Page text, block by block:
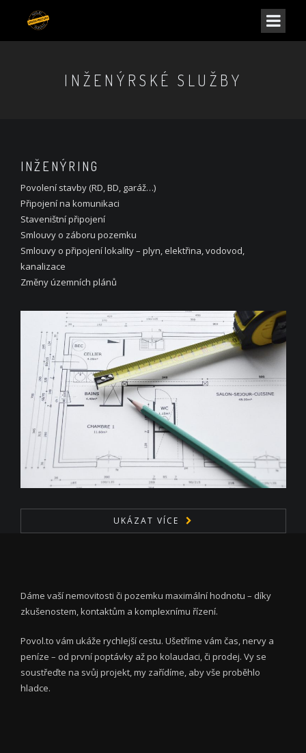
INŽENÝRSKÉ SLUŽBY
INŽENÝRING
Povolení stavby (RD, BD, garáž…)
Připojení na komunikaci
Staveništní připojení
Smlouvy o záboru pozemku
Smlouvy o připojení lokality – plyn, elektřina, vodovod,
kanalizace
Změny územních plánů
UKÁZAT VÍCE
Dáme vaší nemovitosti či pozemku maximální hodnotu – díky
zkušenostem, kontaktům a komplexnímu řízení.
Povol.to vám ukáže rychlejší cestu. Ušetříme vám čas, nervy a
peníze – od první poptávky až po kolaudaci, či prodej. Vy se
soustřeďte na svůj projekt, my zařídíme, aby vše proběhlo
hladce.